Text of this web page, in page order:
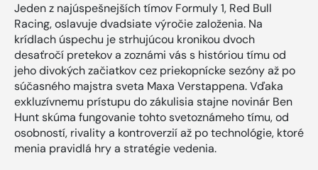
Jeden z najúspešnejších tímov Formuly 1, Red Bull
Racing, oslavuje dvadsiate výročie založenia. Na
krídlach úspechu je strhujúcou kronikou dvoch
desaťročí pretekov a zoznámi vás s históriou tímu od
jeho divokých začiatkov cez priekopnícke sezóny až po
súčasného majstra sveta Maxa Verstappena. Vďaka
exkluzívnemu prístupu do zákulisia stajne novinár Ben
Hunt skúma fungovanie tohto svetoznámeho tímu, od
osobností, rivality a kontroverzií až po technológie, ktoré
menia pravidlá hry a stratégie vedenia.